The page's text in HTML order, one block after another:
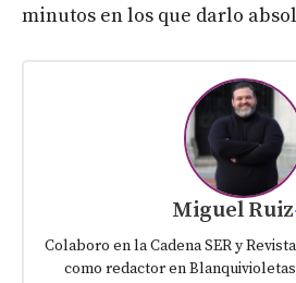
minutos en los que darlo
Miguel Ruiz
Colaboro en la Cadena SER y
como redactor en